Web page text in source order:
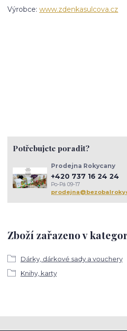
Výrobce: www.zdenkasulcova.cz
Zboží zařazeno v
Dárky, dárkové sady a vouchery
Knihy, karty
Potřebujete poradit?
Prodejna Rokycany
+420 737 16 24 24
Po-Pá 09-17